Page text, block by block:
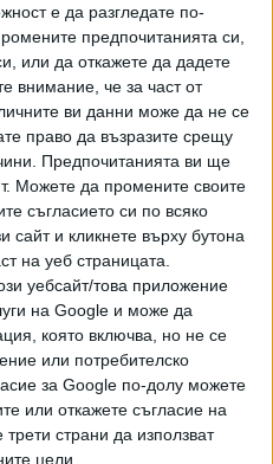
е да разгледате по-
предпочитанията си,
или да откажете да дадете
внимание, че за част от
ви данни може да не се
право да възразите срещу
Предпочитанията ви ще
Можете да промените своите
съгласието си по всяко
сайт и кликнете върху бутона
на уеб страницата.
уебсайт/това приложение
на Google и може да
която включва, но не се
или потребителско
за Google по-долу можете
или откажете съгласие на
страни да използват
цели.
Бургас
университет открива филиал